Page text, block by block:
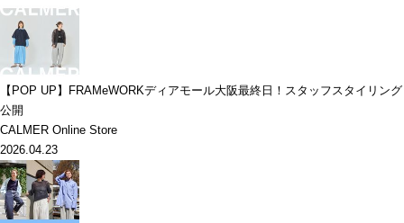
【POP UP】FRAMeWORKディアモール大阪最終日！スタッフスタイリング
公開
CALMER Online Store
2026.04.23